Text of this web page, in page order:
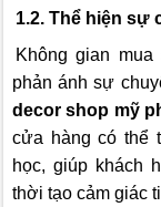
1.2. Thể hiện sự
Không gian
phản ánh sự
decor shop mỹ
cửa hàng có thể
học, giúp khách
thời tạo cảm giác